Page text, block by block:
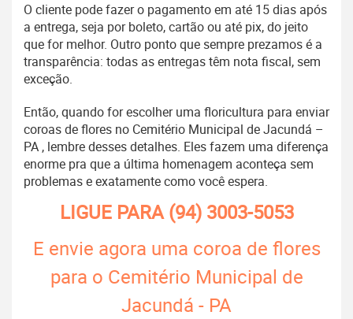
O cliente pode fazer o pagamento em até 15 dias após
a entrega, seja por boleto, cartão ou até pix, do jeito
que for melhor. Outro ponto que sempre prezamos é a
transparência: todas as entregas têm nota fiscal, sem
exceção.
Então, quando for escolher uma floricultura para enviar
coroas de flores no Cemitério Municipal de Jacundá –
PA , lembre desses detalhes. Eles fazem uma diferença
enorme pra que a última homenagem aconteça sem
problemas e exatamente como você espera.
LIGUE PARA(94) 3003-5053
E envie agora uma coroa de flores
para o Cemitério Municipal de
Jacundá - PA